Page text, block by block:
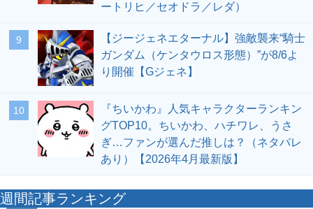
ートリヒ／セオドラ／レダ）
9
【ジージェネエターナル】強敵襲来“騎士
ガンダム（ケンタウロス形態）”が8/6よ
り開催【Gジェネ】
10
『ちいかわ』人気キャラクターランキン
グTOP10。ちいかわ、ハチワレ、うさ
ぎ…ファンが選んだ推しは？（ネタバレ
あり）【2026年4月最新版】
週間記事ランキング